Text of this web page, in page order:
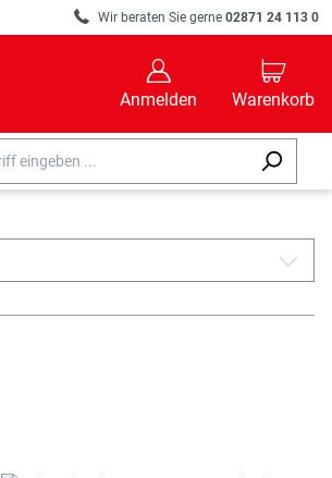
R Wir beraten Sie gerne 02871 24 113 0
B
Anmelden
C
Warenkorb
A